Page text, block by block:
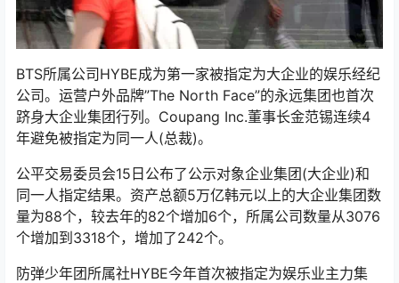
BTS所属公司HYBE成为第一家被指定为大企业的娱乐经纪
公司。运营户外品牌”The North Face”的永远集团也首次
跻身大企业集团行列。Coupang Inc.董事长金范锡连续4
年避免被指定为同一人(总裁)。
公平交易委员会15日公布了公示对象企业集团(大企业)和
同一人指定结果。资产总额5万亿韩元以上的大企业集团数
量为88个，较去年的82个增加6个，所属公司数量从3076
个增加到3318个，增加了242个。
防弹少年团所属社HYBE今年首次被指定为娱乐业主力集